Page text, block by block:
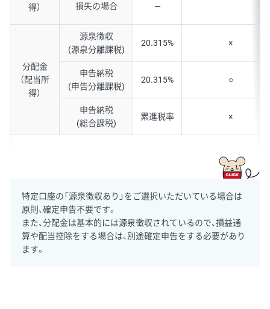
得）
損失の場合
―
分配金
（配当所
得）
源泉徴収
(源泉分離課税)
20.315% ×
申告納税
(申告分離課税)
20.315% ○
申告納税
(総合課税)
累進税率 ×
特定口座の「源泉徴収あり」をご選択いただいている場合は
原則、確定申告不要です。
また、分配金は基本的には源泉徴収されているので、損益通
算や配当控除をする場合は、別途確定申告をする必要があり
ます。